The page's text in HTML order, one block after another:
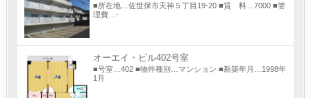
■所在地…佐世保市天神５丁目19-20 ■賃 料…7000 ■管
理費…-
オーエイ・ビル402号室
■号室…402 ■物件種別…マンション ■新築年月…1998年
1月